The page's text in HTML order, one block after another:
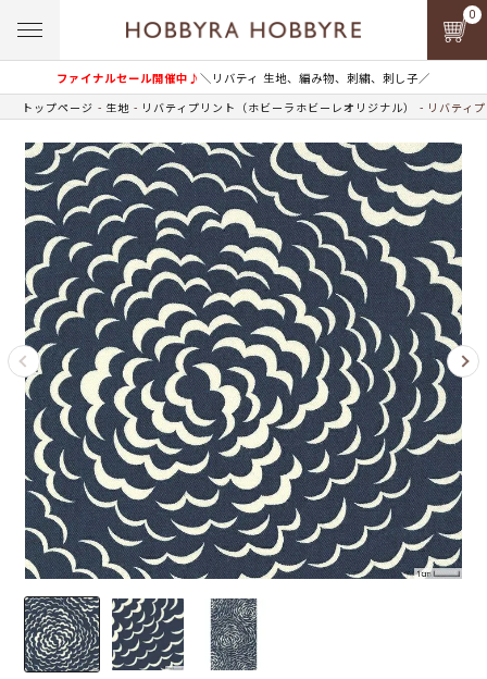
ファイナルセール開催中♪＼リバティ 生地、編み物、刺繍、刺し子／
0
トップページ 生地 リバティプリント（ホビーラホビーレオリジナル） リバティ